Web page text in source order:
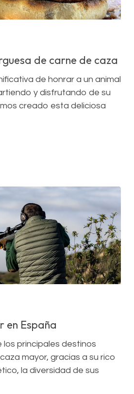
de carne de caza
de honrar a un animal
y disfrutando de su
creado esta deliciosa
en España
los principales destinos
mayor, gracias a su rico
la diversidad de sus